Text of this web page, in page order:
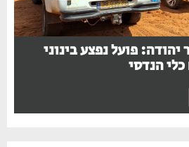
פועל נפצע בינוני
הנדסי